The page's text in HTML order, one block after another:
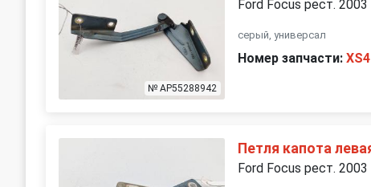
№ AP55288942
Ford Focus рест. 2003
серый, универсал
Номер запчасти:
Петля капота
Ford Focus рест. 2003